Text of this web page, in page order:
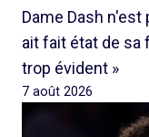
Dame Dash
ait fait état de sa
trop évident »
7 août 2026